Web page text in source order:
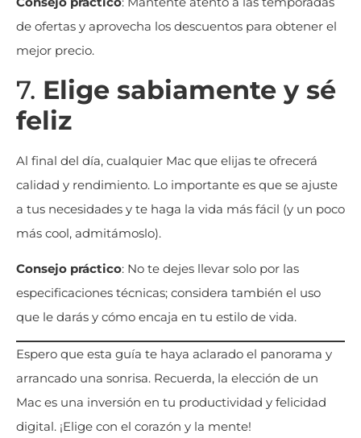
de ofertas y aprovecha los descuentos para obtener el
mejor precio.
7. Elige sabiamente y sé
feliz
Al final del día, cualquier Mac que elijas te ofrecerá
calidad y rendimiento. Lo importante es que se ajuste
a tus necesidades y te haga la vida más fácil (y un poco
más cool, admitámoslo).
Consejo práctico: No te dejes llevar solo por las
especificaciones técnicas; considera también el uso
que le darás y cómo encaja en tu estilo de vida.
Espero que esta guía te haya aclarado el panorama y
arrancado una sonrisa. Recuerda, la elección de un
Mac es una inversión en tu productividad y felicidad
digital. ¡Elige con el corazón y la mente!